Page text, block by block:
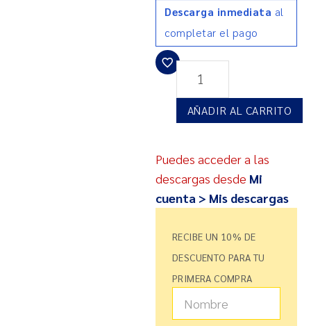
Descarga inmediata al
completar el pago
AÑADIR AL CARRITO
Puedes acceder a las
descargas desde Mi
cuenta > Mis descargas
RECIBE UN 10% DE
DESCUENTO PARA TU
PRIMERA COMPRA